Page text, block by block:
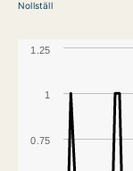
Nollställ
1
0.75
1.25